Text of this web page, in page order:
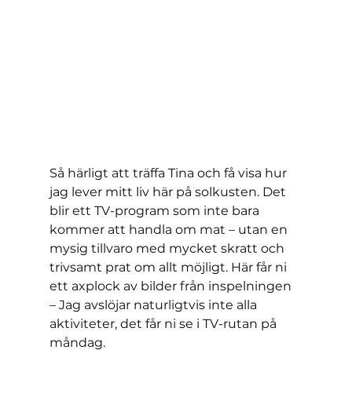
Så härligt att träffa Tina och få visa hur
jag lever mitt liv här på solkusten. Det
blir ett TV-program som inte bara
kommer att handla om mat – utan en
mysig tillvaro med mycket skratt och
trivsamt prat om allt möjligt. Här får ni
ett axplock av bilder från inspelningen
– Jag avslöjar naturligtvis inte alla
aktiviteter, det får ni se i TV-rutan på
måndag.